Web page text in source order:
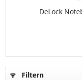
DeLock
Filtern